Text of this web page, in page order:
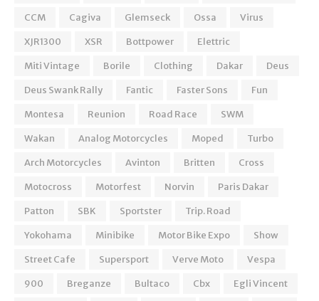
CCM
Cagiva Glemseck Ossa
Virus
XJR1300
XSR Bottpower
Elettric
Miti Vintage
Borile Clothing Dakar
Deus
Deus Swank Rally
Fantic Faster Sons
Fun
Montesa
Reunion Road Race
SWM
Wakan
Analog Motorcycles Moped
Turbo
Arch Motorcycles
Avinton Britten
Cross
Motocross
Motorfest Norvin
Paris Dakar
Patton
SBK Sportster
Trip. Road
Yokohama
Minibike Motor Bike Expo
Show
Street Cafe
Supersport Verve Moto
Vespa
900
Breganze Bultaco Cbx
Egli Vincent